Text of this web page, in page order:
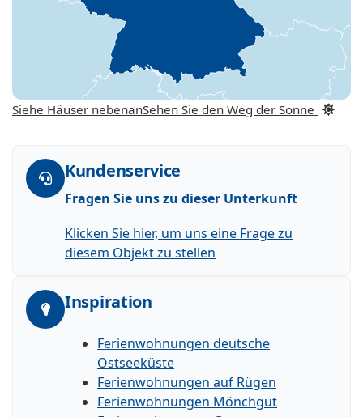
Siehe Häuser nebenanSehen Sie den Weg der Sonne
Kundenservice
Fragen Sie uns zu dieser Unterkunft
Klicken Sie hier, um uns eine Frage zu
diesem Objekt zu stellen
Inspiration
Ferienwohnungen deutsche
Ostseeküste
Ferienwohnungen auf Rügen
Ferienwohnungen Mönchgut